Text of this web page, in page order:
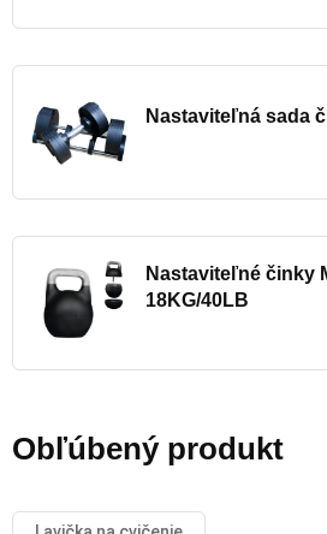
Nastaviteľná sada
Nastaviteľné činky
18KG/40LB
Obľúbený produkt